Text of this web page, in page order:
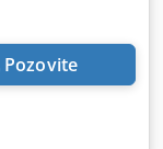
Pozovite